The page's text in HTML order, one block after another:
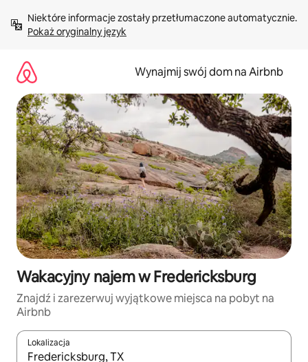
treści Pokaż oryginalny język
Wynajmij swój dom na Airbnb
Wakacyjny najem w Fredericksburg
Znajdź i zarezerwuj wyjątkowe miejsca na pobyt na
Airbnb
Lokalizacja
Gdy wyniki będą dostępne, możesz poruszać się po nich za